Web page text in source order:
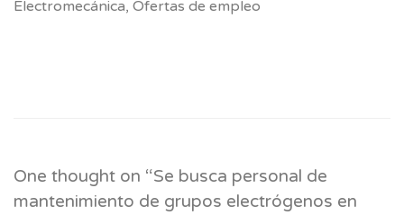
Electromecánica, Ofertas de empleo
One thought on “Se busca personal de
mantenimiento de grupos electrógenos en